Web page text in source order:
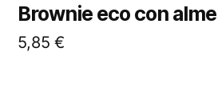
Brownie eco con
5,85€